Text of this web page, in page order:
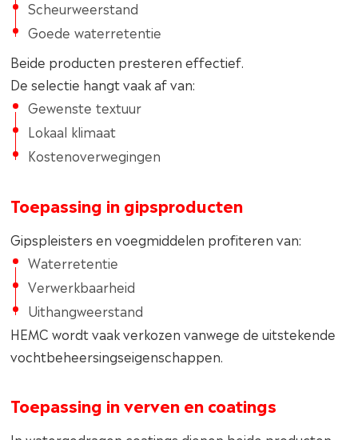
Scheurweerstand
Goede waterretentie
Beide producten presteren effectief.
De selectie hangt vaak af van:
Gewenste textuur
Lokaal klimaat
Kostenoverwegingen
Toepassing in gipsproducten
Gipspleisters en voegmiddelen profiteren van:
Waterretentie
Verwerkbaarheid
Uithangweerstand
HEMC wordt vaak verkozen vanwege de uitstekende
vochtbeheersingseigenschappen.
Toepassing in verven en coatings